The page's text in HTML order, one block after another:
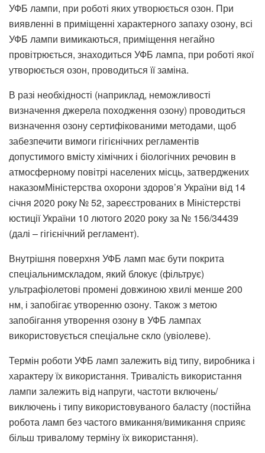
УФБ лампи, при роботі яких утворюється озон. При
виявленні в приміщенні характерного запаху озону, всі
УФБ лампи вимикаються, приміщення негайно
провітрюється, знаходиться УФБ лампа, при роботі якої
утворюється озон, проводиться її заміна.
В разі необхідності (наприклад, неможливості
визначення джерела походження озону) проводиться
визначення озону сертифікованими методами, щоб
забезпечити вимоги гігієнічних регламентів
допустимого вмісту хімічних і біологічних речовин в
атмосферному повітрі населених місць, затверджених
наказомМіністерства охорони здоров’я України від 14
січня 2020 року № 52, зареєстрованих в Міністерстві
юстиції України 10 лютого 2020 року за № 156/34439
(далі – гігієнічний регламент).
Внутрішня поверхня УФБ ламп має бути покрита
спеціальнимскладом, який блокує (фільтрує)
ультрафіолетові промені довжиною хвилі менше 200
нм, і запобігає утворенню озону. Також з метою
запобігання утворення озону в УФБ лампах
використовується спеціальне скло (увіолеве).
Термін роботи УФБ ламп залежить від типу, виробника і
характеру їх використання. Тривалість використання
лампи залежить від напруги, частоти включень/
виключень і типу використовуваного баласту (постійна
робота ламп без частого вмикання/вимикання сприяє
більш тривалому терміну їх використання).